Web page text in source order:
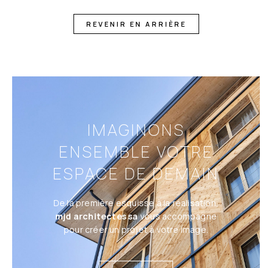
REVENIR EN ARRIÈRE
IMAGINONS
ENSEMBLE VOTRE
ESPACE DE DEMAIN
De la première esquisse à la réalisation,
mjd architectes savous accompagne
pour créer un projet à votre image.